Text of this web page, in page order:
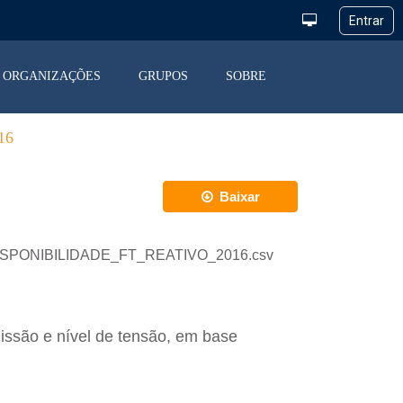
ORGANIZAÇÕES GRUPOS SOBRE
Baixar
e nível de tensão, em base